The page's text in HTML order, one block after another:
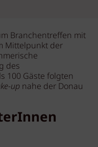
Branchentreffen mit
Mittelpunkt der
des
100 Gäste folgten
up nahe der Donau